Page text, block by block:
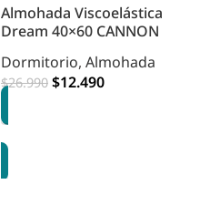
Almohada Viscoelástica
Dream 40×60 CANNON
Dormitorio, Almohada
$26.990 $12.490